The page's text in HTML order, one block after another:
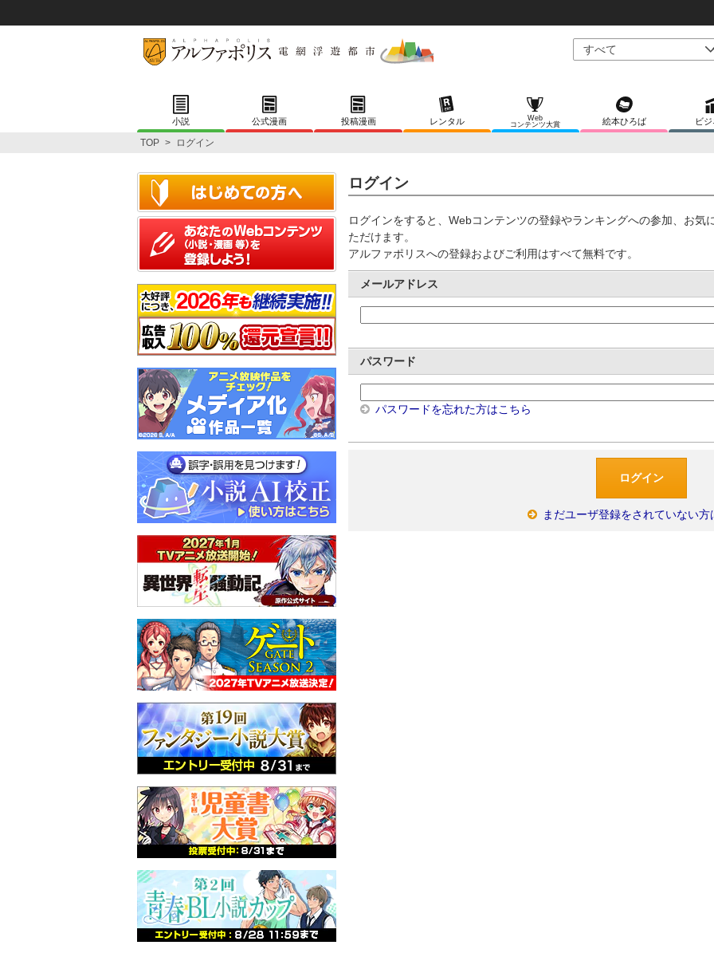
小説 公式漫画 投稿漫画 レンタル
Web
コンテンツ大賞
絵本ひろば ビ
TOP > ログイン
ログイン
ログインをすると、Webコンテンツの登録やランキングへの参加、お気
ただけます。
アルファポリスへの登録およびご利用はすべて無料です。
メールアドレス
パスワード
パスワードを忘れた方はこちら
まだユーザ登録をされていない方